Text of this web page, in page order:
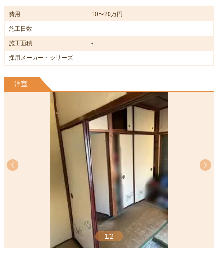
費用 10〜20万円
施工日数 -
施工面積 -
採用メーカー・シリーズ -
洋室
1/2
《
《